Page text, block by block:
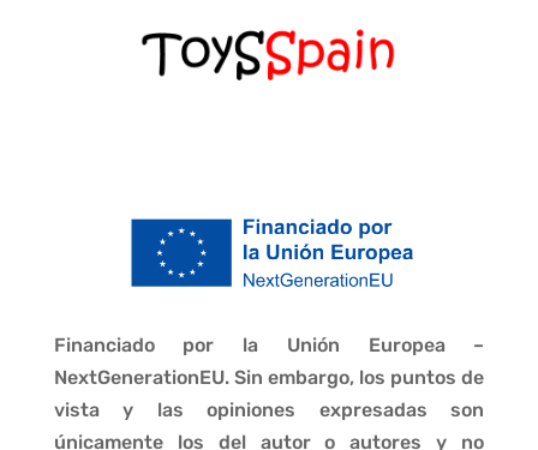
Financiado por la Unión Europea –
NextGenerationEU. Sin embargo, los puntos de
vista y las opiniones expresadas son
únicamente los del autor o autores y no